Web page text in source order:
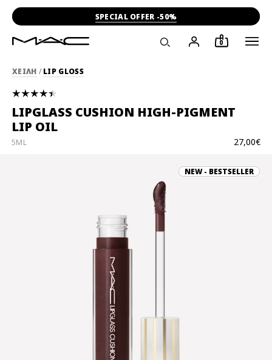
SPECIAL OFFER -50%
0
ΧΕΙΛΗ / LIP GLOSS
LIPGLASS CUSHION HIGH-PIGMENT
LIP OIL
27,00€
5ML
NEW - BESTSELLER